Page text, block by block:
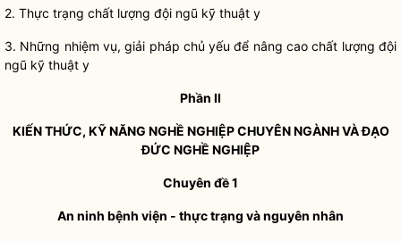
2. Thực trạng chất lượng đội ngũ kỹ thuật y
3. Những nhiệm vụ, giải pháp chủ yếu để nâng cao chất lượng đội
ngũ kỹ thuật y
Phần II
KIẾN THỨC, KỸ NĂNG NGHỀ NGHIỆP CHUYÊN NGÀNH VÀ ĐẠO
ĐỨC NGHỀ NGHIỆP
Chuyên đề 1
An ninh bệnh viện - thực trạng và nguyên nhân